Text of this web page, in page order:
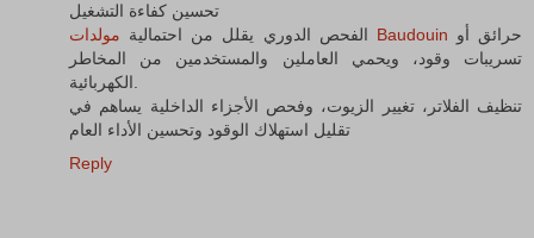
تحسين كفاءة التشغيل
الفحص الدوري يقلل من احتمالية مولدات Baudouin
تسريبات وقود، ويحمي العاملين والمستخدمين من المخاطر
الكهربائية.
تنظيف الفلاتر، تغيير الزيوت، وفحص الأجزاء الداخلية يساهم في
تقليل استهلاك الوقود وتحسين الأداء العام
Reply